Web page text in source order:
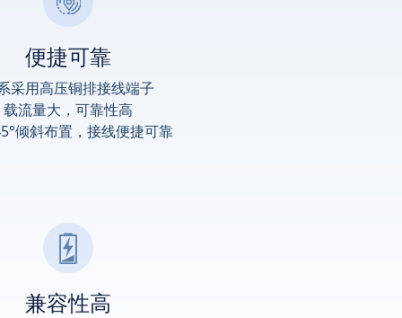
便捷可靠
采用高压铜排接线端子
载流量大，可靠性高
倾斜布置，接线便捷可靠
兼容性高